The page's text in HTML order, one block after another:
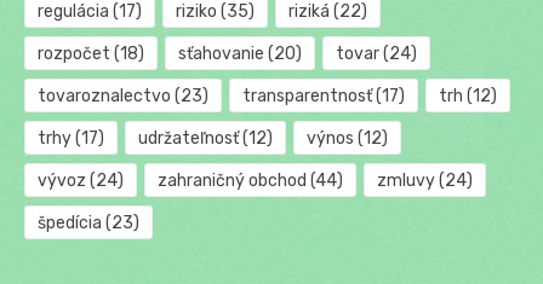
regulácia (17) riziko (35) riziká (22)
rozpočet (18) sťahovanie (20) tovar(24)
tovaroznalectvo (23) transparentnosť(17) trh (12)
trhy(17) udržateľnosť(12) výnos (12)
vývoz (24) zahraničný obchod (44) zmluvy(24)
špedícia (23)